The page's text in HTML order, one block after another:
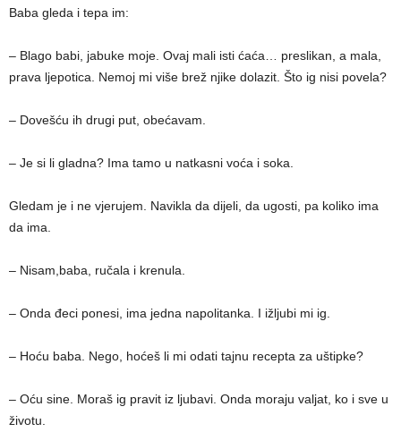
Baba gleda i tepa im:
– Blago babi, jabuke moje. Ovaj mali isti ćaća… preslikan, a mala,
prava ljepotica. Nemoj mi više brež njike dolazit. Što ig nisi povela?
– Dovešću ih drugi put, obećavam.
– Je si li gladna? Ima tamo u natkasni voća i soka.
Gledam je i ne vjerujem. Navikla da dijeli, da ugosti, pa koliko ima
da ima.
– Nisam,baba, ručala i krenula.
– Onda đeci ponesi, ima jedna napolitanka. I ižljubi mi ig.
– Hoću baba. Nego, hoćeš li mi odati tajnu recepta za uštipke?
– Oću sine. Moraš ig pravit iz ljubavi. Onda moraju valjat, ko i sve u
životu.